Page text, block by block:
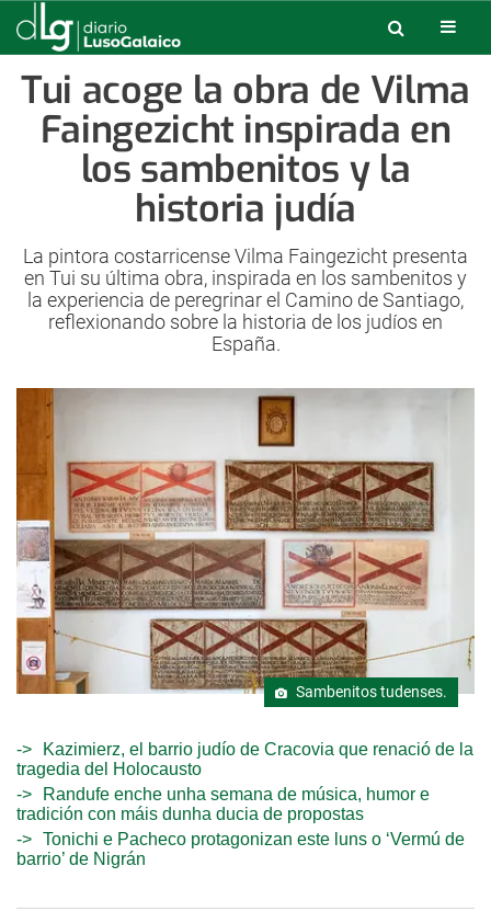
Tui acoge la obra de Vilma
Faingezicht inspirada en
los sambenitos y la
historia judía
La pintora costarricense Vilma Faingezicht presenta
en Tui su última obra, inspirada en los sambenitos y
la experiencia de peregrinar el Camino de Santiago,
reflexionando sobre la historia de los judíos en
España.
Sambenitos tudenses.
Kazimierz, el barrio judío de Cracovia que renació de la
tragedia del Holocausto
Randufe enche unha semana de música, humor e
tradición con máis dunha ducia de propostas
Tonichi e Pacheco protagonizan este luns o ‘Vermú de
barrio’ de Nigrán